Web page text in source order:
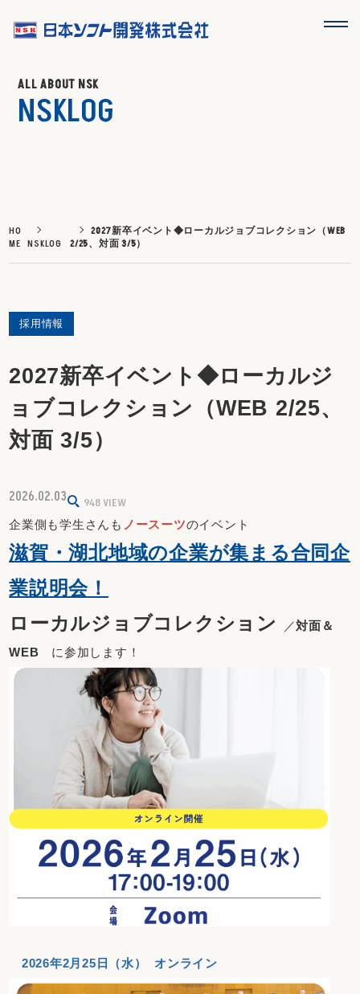
ALL ABOUT NSK
NSKLOG
HO
ME NSKLOG
2027新卒イベント◆ローカルジョブコレクション（WEB
2/25、対面 3/5）
採用情報
2027新卒イベント◆ローカルジ
ョブコレクション（WEB 2/25、
対面 3/5）
2026.02.03 948VIEW
企業側も学生さんも ノースーツのイベント
滋賀・湖北地域の企業が集まる合同企
業説明会！
ローカルジョブコレクション
／対面＆
WEB に参加します！
2026年2月25日（水）オンライン